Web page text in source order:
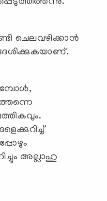
ചെലവഴിക്കാന്‍
അല്ലാഹു